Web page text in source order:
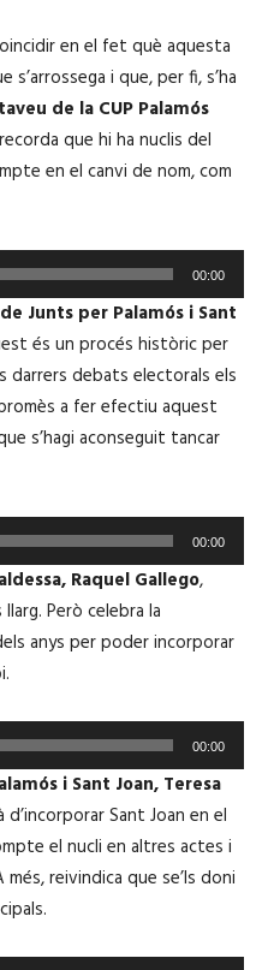
en el fet què aquesta
i que, per fi, s’ha
de la CUP Palamós
que hi ha nuclis del
en el canvi de nom, com
00:00
Junts per Palamós i Sant
és un procés històric per
darrers debats electorals els
a fer efectiu aquest
s’hagi aconseguit tancar
00:00
Raquel Gallego,
Però celebra la
anys per poder incorporar
00:00
i Sant Joan, Teresa
Sant Joan en el
el nucli en altres actes i
reivindica que se’ls doni